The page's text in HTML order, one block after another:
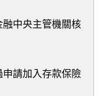
中央主管機關核
申請加入存款保險